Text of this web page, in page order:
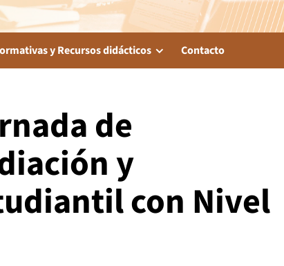
y Recursos didácticos Contacto
de
y
con Nivel